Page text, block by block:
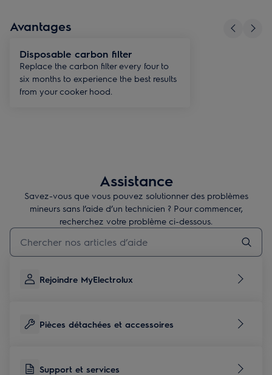
améliorer vos équipements en toute simplicité.
Avantages
Disposable carbon filter
Replace the carbon filter every four to
six months to experience the best results
from your cooker hood.
Assistance
Savez-vous que vous pouvez solutionner des problèmes
mineurs sans l’aide d’un technicien ? Pour commencer,
recherchez votre problème ci-dessous.
Taper pour rechercher des articles de conseils
Rejoindre MyElectrolux
Pièces détachées et accessoires
Support et services